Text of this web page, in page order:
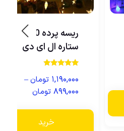
ریسه پرده 40
ستاره ال ای دی
5.00
۱,۱۹۰,۰۰۰ تومان–
۸۹۹,۰۰۰ تومان
خرید